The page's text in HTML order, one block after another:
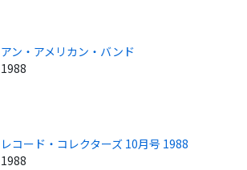
アン・アメリカン・バンド
1988
レコード・コレクターズ 10月号 1988
1988